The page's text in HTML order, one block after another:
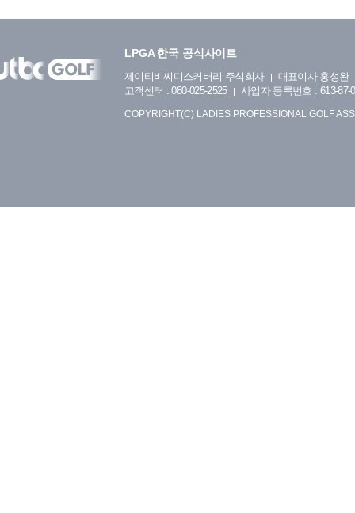
LPGA 한국 공식사이트
제이티비씨디스커버리 주식회사
대표이사 홍성완
고객센터 : 080-025-2525
사업자 등록번호 : 613-87-
COPYRIGHT(C) LADIES PROFESSIONAL GOLF